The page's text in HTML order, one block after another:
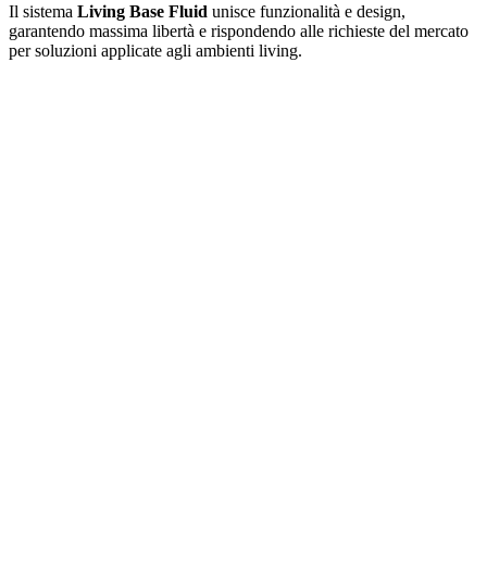
Il sistema Living Base Fluid unisce funzionalità e design,
garantendo massima libertà e rispondendo alle richieste del mercato
per soluzioni applicate agli ambienti living.